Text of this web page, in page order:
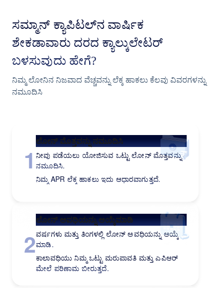
ಇತರ ಕ್ಯಾಲ್ಕುಲೇಟರ್‌ಗಳನ್ನು ಹುಡುಕಿ
ಹೋಮ್ ಲೋನ್ ನಗರವನ್ನು ಪಡೆಯಿರಿ
ವಿವಿಧ ಬಜೆಟ್‌ಗಳಿಗೆ ಹೋಮ್ ಲೋನ್
ನಿಮಗಾಗಿ ಸರಿಯಾದ ಲೋನ್
ಸಮ್ಮಾನ್ ಕ್ಯಾಪಿಟಲ್‌ನ ವಾರ್ಷಿಕ
ಶೇಕಡಾವಾರು ದರದ ಕ್ಯಾಲ್ಕುಲೇಟರ್
ಬಳಸುವುದು ಹೇಗೆ?
ನಿಮ್ಮ ಲೋನಿನ ನಿಜವಾದ ವೆಚ್ಚವನ್ನು ಲೆಕ್ಕ ಹಾಕಲು ಕೆಲವು ವಿವರಗಳನ್ನು
ನಮೂದಿಸಿ
1
ಲೋನ್ ಮೊತ್ತವನ್ನು ನಮೂದಿಸಿ
ನೀವು ಪಡೆಯಲು ಯೋಜಿಸುವ ಒಟ್ಟು ಲೋನ್ ಮೊತ್ತವನ್ನು
ನಮೂದಿಸಿ.
ನಿಮ್ಮ APR ಲೆಕ್ಕ ಹಾಕಲು ಇದು ಆಧಾರವಾಗುತ್ತದೆ.
2
ಲೋನ್ ಅವಧಿಯನ್ನು ಆಯ್ಕೆಮಾಡಿ
ವರ್ಷಗಳು ಮತ್ತು ತಿಂಗಳಲ್ಲಿ ಲೋನ್ ಅವಧಿಯನ್ನು ಆಯ್ಕೆ
ಮಾಡಿ.
ಕಾಲಾವಧಿಯು ನಿಮ್ಮ ಒಟ್ಟು ಮರುಪಾವತಿ ಮತ್ತು ಎಪಿಆರ್
ಮೇಲೆ ಪರಿಣಾಮ ಬೀರುತ್ತದೆ.